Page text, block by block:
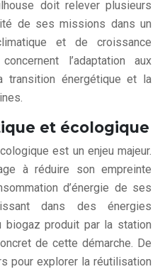
doit relever plusieurs
de ses missions dans un
et de croissance
l’adaptation aux
transition énergétique et la
et écologique
est un enjeu majeur.
à réduire son empreinte
d’énergie de ses
dans des énergies
biogaz produit par la station
de cette démarche. De
pour explorer la réutilisation